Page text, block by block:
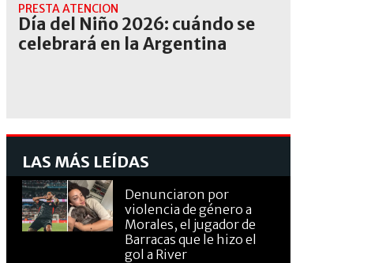
PRESTÁ ATENCIÓN
Día del Niño 2026: cuándo se
celebrará en la Argentina
LAS MÁS LEÍDAS
Denunciaron por
violencia de género a
Morales, el jugador de
Barracas que le hizo el
gol a River